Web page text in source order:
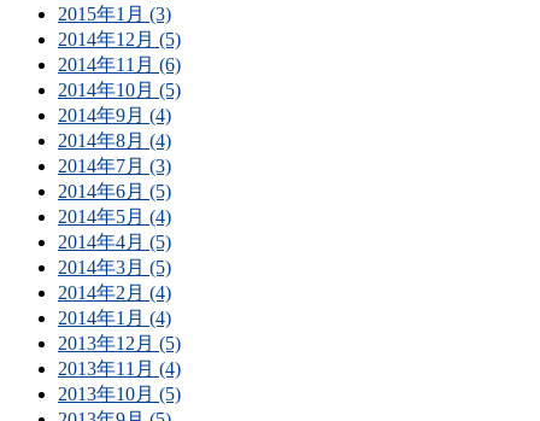
2015年1月 (3)
2014年12月 (5)
2014年11月 (6)
2014年10月 (5)
2014年9月 (4)
2014年8月 (4)
2014年7月 (3)
2014年6月 (5)
2014年5月 (4)
2014年4月 (5)
2014年3月 (5)
2014年2月 (4)
2014年1月 (4)
2013年12月 (5)
2013年11月 (4)
2013年10月 (5)